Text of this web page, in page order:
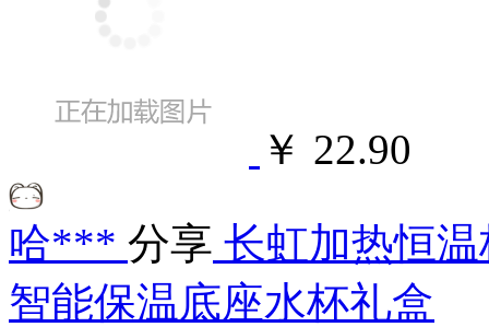
￥ 22.90
哈*** 分享 长虹加热恒
智能保温底座水杯礼盒